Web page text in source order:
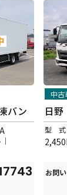
バン
中古
日野
型 式
お問